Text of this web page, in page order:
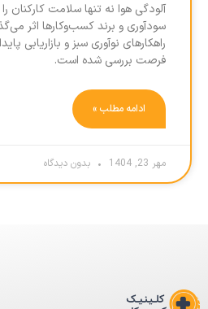
آلودگی هوا نه تنها سلامت کارکنان
سودآوری و برند کسب‌وکارها اثر
راهکارهای نوآوری سبز و بازاریابی
فرصت بررسی شده است.
ادامه مطلب »
مهر 23, 1404 بدون دیدگاه